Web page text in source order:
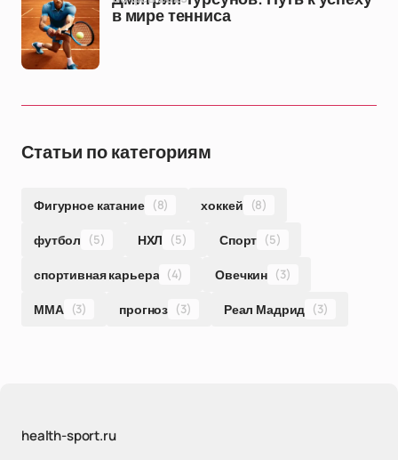
в мире тенниса
Статьи по категориям
Фигурное катание (8) хоккей (8)
футбол (5) НХЛ (5) Спорт (5)
спортивная карьера (4) Овечкин (3)
ММА (3) прогноз (3) Реал Мадрид (3)
health-sport.ru